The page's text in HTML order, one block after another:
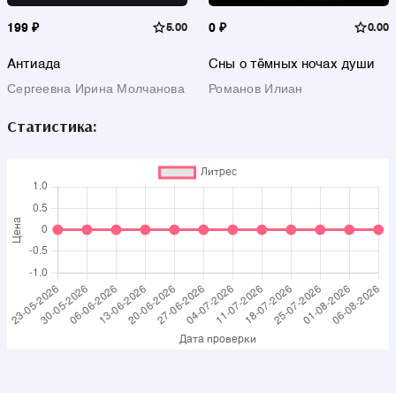
199 ₽ 5.00
Антиада
Сергеевна Ирина Молчанова
0 ₽ 0.00
Сны о тёмных ночах души
Романов Илиан
Статистика: